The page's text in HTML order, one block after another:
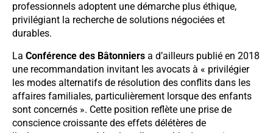
professionnels adoptent une démarche plus éthique,
privilégiant la recherche de solutions négociées et
durables.
La Conférence des Bâtonniers a d’ailleurs publié en 2018
une recommandation invitant les avocats à « privilégier
les modes alternatifs de résolution des conflits dans les
affaires familiales, particulièrement lorsque des enfants
sont concernés ». Cette position reflète une prise de
conscience croissante des effets délétères de